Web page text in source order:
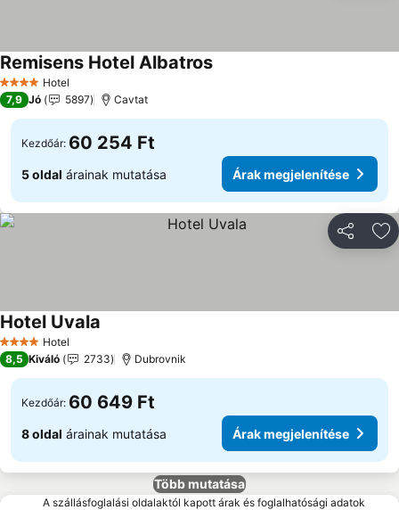
4 KategóriaHotel
Remisens Hotel AlbatrosÁrak megjelenítése
7,9 Jó 5897 Cavtat
Kezdőár: 60 254 Ft
5 oldal árainak mutatása Árak megjelenítése
4 KategóriaHotel
Hotel Uvala
8,5 Kiváló 2733 Dubrovnik
Kezdőár: 60 649 Ft
8 oldal árainak mutatása Árak megjelenítése
Több mutatása
A szállásfoglalási oldalaktól kapott árak és foglalhatósági adatok